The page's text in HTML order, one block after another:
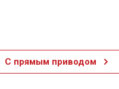
С прямым приводом